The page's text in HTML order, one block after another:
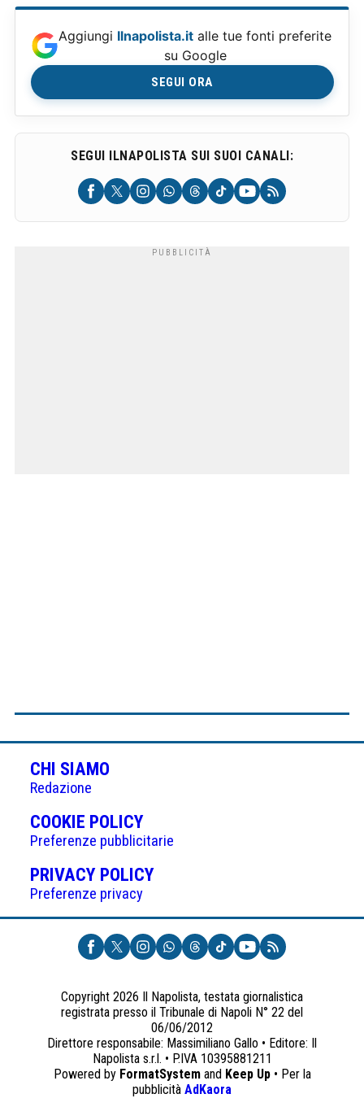
Aggiungi Ilnapolista.it alle tue fonti preferite
su Google
SEGUI ORA
SEGUI ILNAPOLISTA SUI SUOI CANALI:
CHI SIAMO
Redazione
COOKIE POLICY(APRE
IN
UNA
NUOVA
Preferenze pubblicitarie
PRIVACY POLICY(APRE
UNA
NUOVA
SCHEDA)
Preferenze privacy
Copyright 2026 Il Napolista, testata giornalistica
registrata presso il Tribunale di Napoli N° 22 del
06/06/2012
Direttore responsabile: Massimiliano Gallo • Editore: Il
Napolista s.r.l. • P.IVA 10395881211
Powered by FormatSystemand Keep Up• Per la
pubblicità AdKaora